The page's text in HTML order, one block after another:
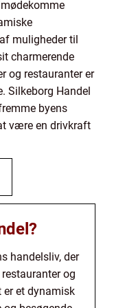
muligheder til
charmerende
og restauranter er
Silkeborg Handel
byens
være en drivkraft
handelsliv, der
og
er et dynamisk